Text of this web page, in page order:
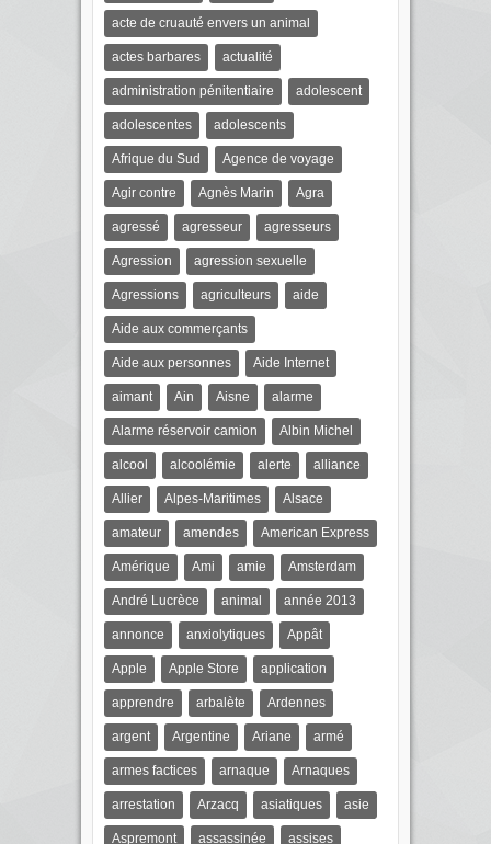
acte de cruauté envers un animal
actes barbares actualité
administration pénitentiaire adolescent
adolescentes adolescents
Afrique du Sud Agence de voyage
Agir contre Agnès Marin Agra
agressé agresseur agresseurs
Agression agression sexuelle
Agressions agriculteurs aide
Aide aux commerçants
Aide aux personnes Aide Internet
aimant Ain Aisne alarme
Alarme réservoir camion Albin Michel
alcool alcoolémie alerte alliance
Allier Alpes-Maritimes Alsace
amateur amendes American Express
Amérique Ami amie Amsterdam
André Lucrèce animal année 2013
annonce anxiolytiques Appât
Apple Apple Store application
apprendre arbalète Ardennes
argent Argentine Ariane armé
armes factices arnaque Arnaques
arrestation Arzacq asiatiques asie
Aspremont assassinée assises